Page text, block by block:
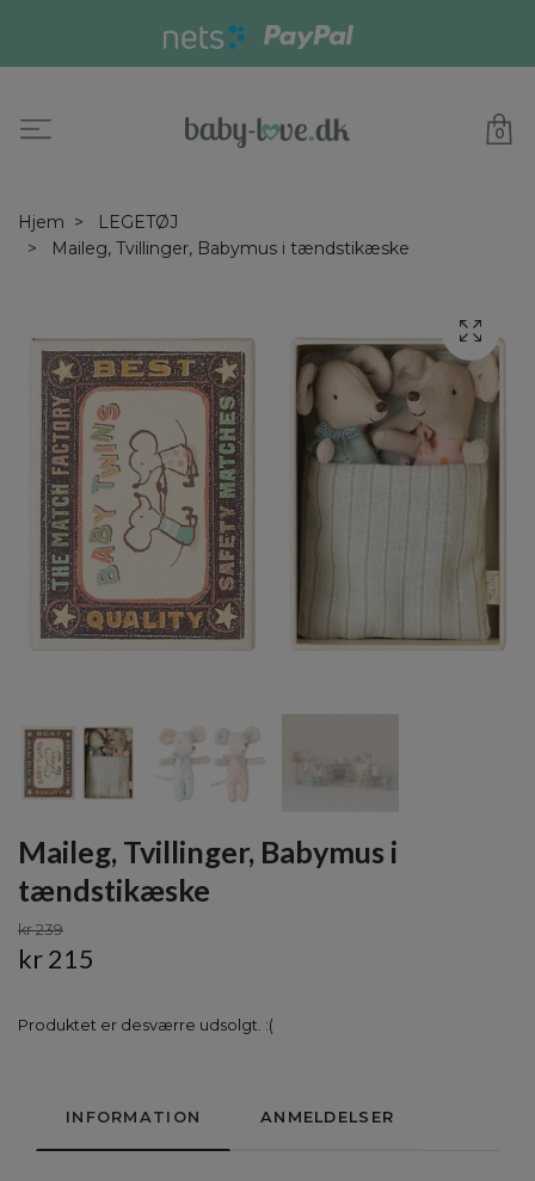
0
Hjem
LEGETØJ
Maileg, Tvillinger, Babymus i tændstikæske
Maileg, Tvillinger, Babymus i
tændstikæske
kr 239
kr 215
Produktet er desværre udsolgt. :(
INFORMATION ANMELDELSER